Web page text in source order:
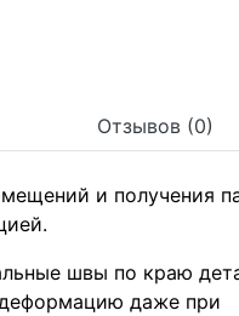
Отзывов (0)
и получения
швы по краю
деформацию даже при